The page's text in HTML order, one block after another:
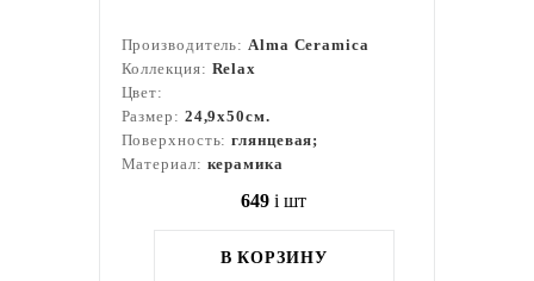
Производитель:Alma Ceramica
Коллекция: Relax
Цвет:
Размер: 24,9x50см.
Поверхность:глянцевая;
Материал: керамика
649 i шт
В КОРЗИНУ